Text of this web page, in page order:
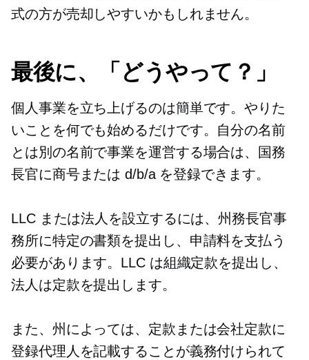
式の方が売却しやすいかもしれません。
最後に、「どうやって？」
個人事業を立ち上げるのは簡単です。やりた
いことを何でも始めるだけです。自分の名前
とは別の名前で事業を運営する場合は、国務
長官に商号または d/b/a を登録できます。
LLC または法人を設立するには、州務長官事
務所に特定の書類を提出し、申請料を支払う
必要があります。LLC は組織定款を提出し、
法人は定款を提出します。
また、州によっては、定款または会社定款に
登録代理人を記載することが義務付けられて